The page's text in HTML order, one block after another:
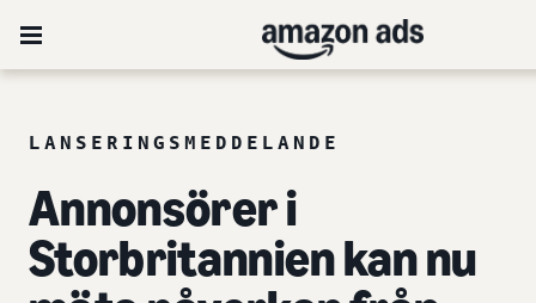
LANSERINGSMEDDELANDE
Annonsörer i
Storbritannien kan nu